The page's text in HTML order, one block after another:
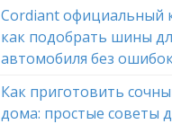
Cordiant официальный
как подобрать шины
автомобиля без
Как приготовить
дома: простые советы